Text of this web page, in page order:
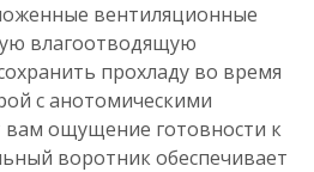
вентиляционные
влагоотводящую
прохладу во время
с анотомическими
ощущение готовности к
воротник обеспечивает